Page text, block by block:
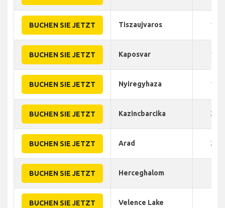
BUCHEN SIE JETZT Tiszaujvaros 120
BUCHEN SIE JETZT Kaposvar 150
BUCHEN SIE JETZT Nyiregyhaza 180
BUCHEN SIE JETZT Kazincbarcika 210
BUCHEN SIE JETZT Arad 260
BUCHEN SIE JETZT Herceghalom
BUCHEN SIE JETZT Velence Lake